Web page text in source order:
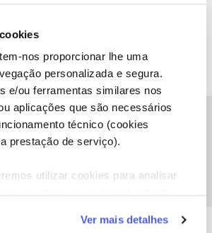
nos proporcionar lhe uma
personalizada e segura.
e/ou ferramentas similares nos
aplicações que são necessários
técnico (cookies
prestação de serviço).
utilizar cookies para analisar
de personalização e
Ver mais detalhes
encontrar informação relevante. Marque
e faça "Like" nos melhores comentários.